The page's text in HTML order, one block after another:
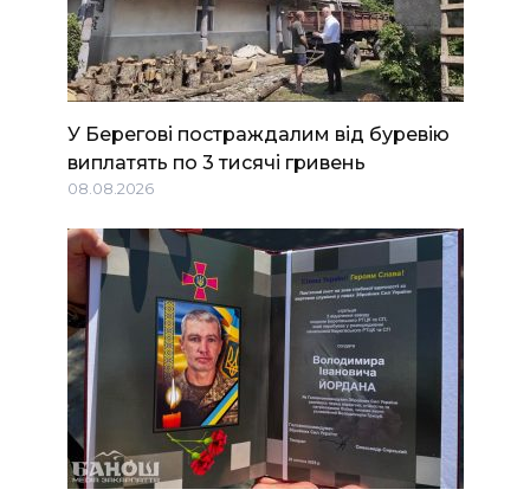
У Берегові постраждалим від буревію
виплатять по 3 тисячі гривень
08.08.2026